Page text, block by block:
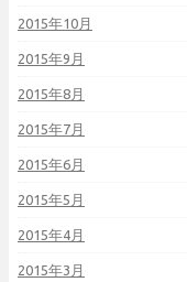
2015年10月
2015年9月
2015年8月
2015年7月
2015年6月
2015年5月
2015年4月
2015年3月